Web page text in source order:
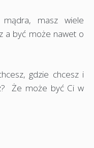
masz wiele
a być może nawet o
gdzie chcesz i
Że może być Ci w